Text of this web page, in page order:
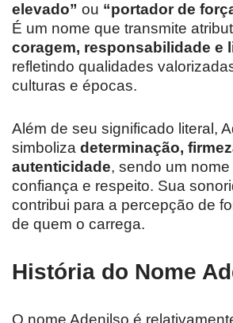
elevado” ou “portador de
É um nome que transmite
coragem, responsabilidade e
refletindo qualidades
culturas e épocas.
Além de seu significado literal,
simboliza determinação,
autenticidade, sendo um
confiança e respeito. Sua
contribui para a percepção de
de quem o carrega.
História do Nome
O nome Adenilso é